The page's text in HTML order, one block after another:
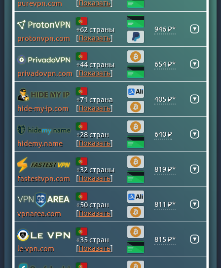
ВИРГИНСКИЕ ОСТРОВА
ВЬЕТНАМ
ГАНА
ГЕРМАНИЯ
ГОНКОНГ
ГРЕНЛАНДИЯ
ГРЕЦИЯ
ГРУЗИЯ
ДАНИЯ
ДОМИНИКАНСКАЯ Р-КА
ЕГИПЕТ
ИЗРАИЛЬ
ИНДИЯ
ИНДОНЕЗИЯ
ИРАК
ИРЛАНДИЯ
ИСЛАНДИЯ
ИСПАНИЯ
ИТАЛИЯ
purevpn.com
[Показать]
protonvpn.com
+62 страны
[Показать]
946 ₽* ▾
privadovpn.com
+44 страны
[Показать]
654 ₽* ▾
hide-my-ip.com
+71 страна
[Показать]
405 ₽* ▾
hidemy.name
+28 стран
[Показать]
640 ₽ ▾
fastestvpn.com
+32 страны
[Показать]
819 ₽* ▾
vpnarea.com
+50 стран
[Показать]
811 ₽* ▾
le-vpn.com
+35 стран
[Показать]
815 ₽* ▾